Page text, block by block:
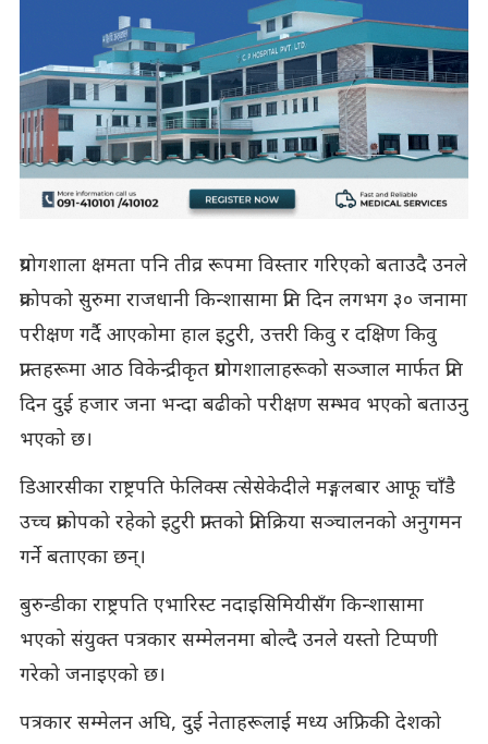
प्रयोगशाला क्षमता पनि तीव्र रूपमा विस्तार गरिएको बताउदै उनले
प्रकोपको सुरुमा राजधानी किन्शासामा प्रति दिन लगभग ३० जनामा
परीक्षण गर्दै आएकोमा हाल इटुरी, उत्तरी किवु र दक्षिण किवु
प्रान्तहरूमा आठ विकेन्द्रीकृत प्रयोगशालाहरूको सञ्जाल मार्फत प्रति
दिन दुई हजार जना भन्दा बढीको परीक्षण सम्भव भएको बताउनु
भएको छ।
डिआरसीका राष्ट्रपति फेलिक्स त्सेसेकेदीले मङ्गलबार आफू चाँडै
उच्च प्रकोपको रहेको इटुरी प्रान्तको प्रतिक्रिया सञ्चालनको अनुगमन
गर्ने बताएका छन्।
बुरुन्डीका राष्ट्रपति एभारिस्ट नदाइसिमियीसँग किन्शासामा
भएको संयुक्त पत्रकार सम्मेलनमा बोल्दै उनले यस्तो टिप्पणी
गरेको जनाइएको छ।
पत्रकार सम्मेलन अघि, दुई नेताहरूलाई मध्य अफ्रिकी देशको